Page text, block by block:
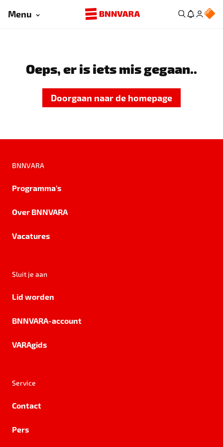
Menu
Oeps, er is iets mis gegaan..
Doorgaan naar de homepage
BNNVARA
Programma's
Over BNNVARA
Vacatures
Sluit je aan
Lid worden
BNNVARA-account
VARAgids
Service
Contact
Pers